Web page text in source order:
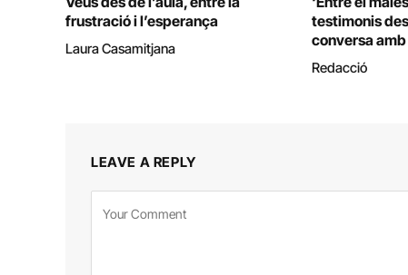
frustració i l’esperança
Laura Casamitjana
testimonis des
conversa
Redacció
LEAVE A REPLY